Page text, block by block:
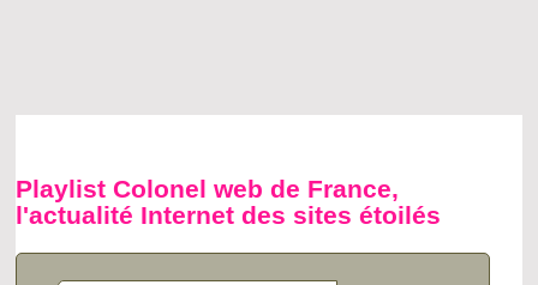
Playlist Colonel web de France,
l'actualité Internet des sites étoilés